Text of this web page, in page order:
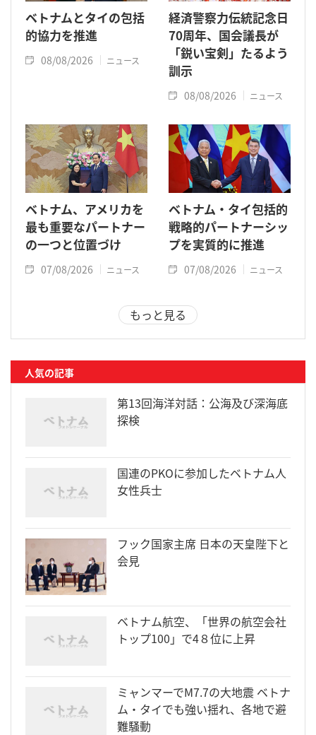
ベトナムとタイの包括
的協力を推進
08/08/2026 ニュース
経済警察力伝統記念日
70周年、国会議長が
「鋭い宝剣」たるよう
訓示
08/08/2026 ニュース
ベトナム、アメリカを
最も重要なパートナー
の一つと位置づけ
07/08/2026 ニュース
ベトナム・タイ包括的
戦略的パートナーシッ
プを実質的に推進
07/08/2026 ニュース
もっと見る
人気の記事
第13回海洋対話：公海及び深海底
探検
国連のPKOに参加したベトナム人
女性兵士
フック国家主席 日本の天皇陛下と
会見
ベトナム航空、「世界の航空会社
トップ100」で4８位に上昇
ミャンマーでM7.7の大地震 ベトナ
ム・タイでも強い揺れ、各地で避
難騒動